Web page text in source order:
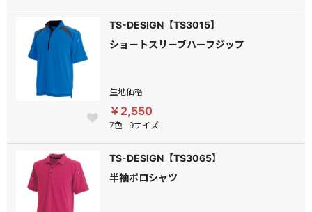
TS-DESIGN【TS3015】
ショートスリーブハーフジップ
生地価格
￥2,550
7色 9サイズ
TS-DESIGN【TS3065】
半袖ポロシャツ